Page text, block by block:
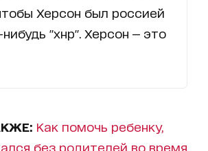
Херсон был россией
"хнр". Херсон — это
Как помочь ребенку,
без родителей во время